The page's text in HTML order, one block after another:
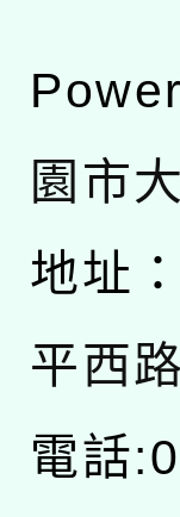
園市
地址：
平西
電話